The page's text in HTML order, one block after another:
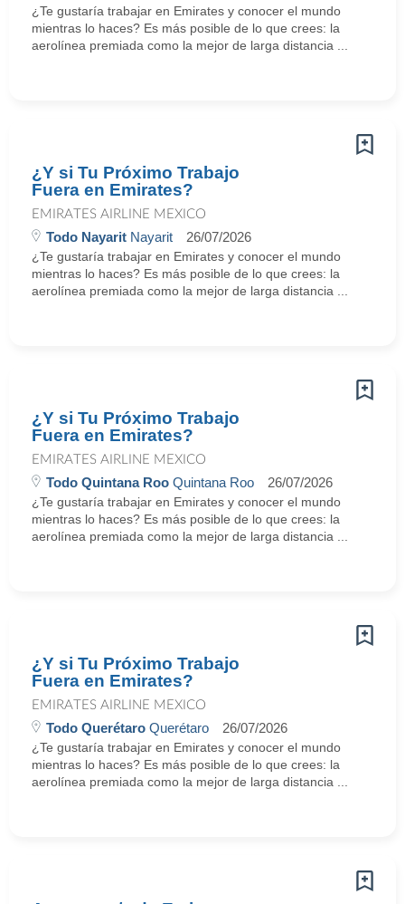
¿Te gustaría trabajar en Emirates y conocer el mundo
mientras lo haces? Es más posible de lo que crees: la
aerolínea premiada como la mejor de larga distancia ...
¿Y si Tu Próximo Trabajo
Fuera en Emirates?
EMIRATES AIRLINE MEXICO
Todo Nayarit Nayarit 26/07/2026
¿Te gustaría trabajar en Emirates y conocer el mundo
mientras lo haces? Es más posible de lo que crees: la
aerolínea premiada como la mejor de larga distancia ...
¿Y si Tu Próximo Trabajo
Fuera en Emirates?
EMIRATES AIRLINE MEXICO
Todo Quintana Roo Quintana Roo 26/07/2026
¿Te gustaría trabajar en Emirates y conocer el mundo
mientras lo haces? Es más posible de lo que crees: la
aerolínea premiada como la mejor de larga distancia ...
¿Y si Tu Próximo Trabajo
Fuera en Emirates?
EMIRATES AIRLINE MEXICO
Todo Querétaro Querétaro 26/07/2026
¿Te gustaría trabajar en Emirates y conocer el mundo
mientras lo haces? Es más posible de lo que crees: la
aerolínea premiada como la mejor de larga distancia ...